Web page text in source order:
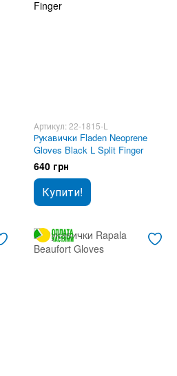
Артикул: 22-1815-L
Рукавички Fladen Neoprene
Gloves Black L Split Finger
640 грн
Купити!